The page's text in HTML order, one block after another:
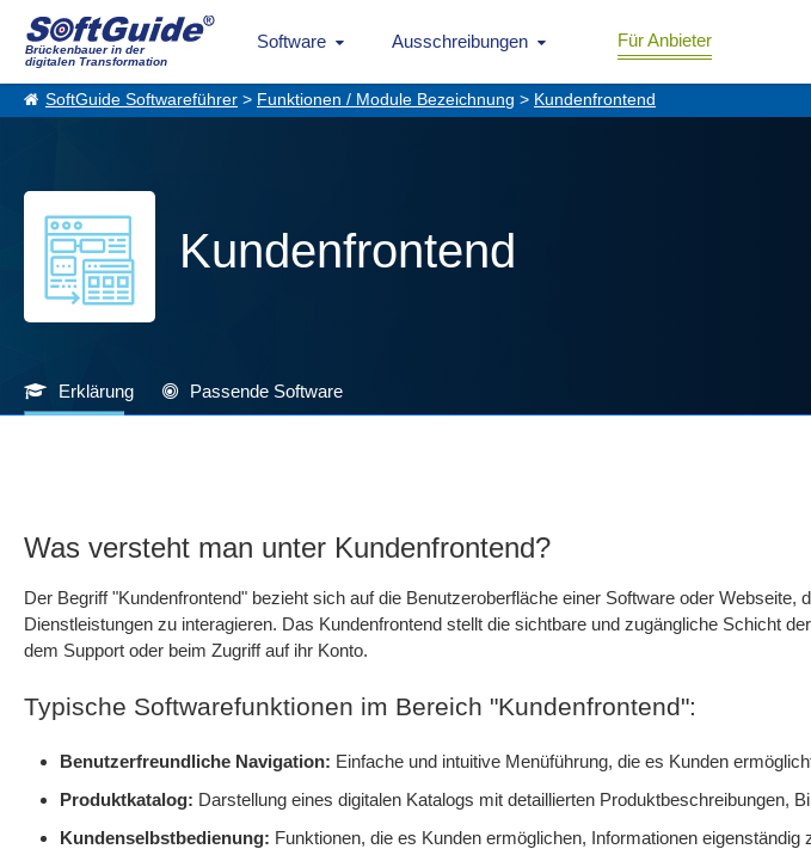
Brückenbauer in der
digitalen Transformation
Software Ausschreibungen Für Anbieter
SoftGuide Softwareführer > Funktionen / Module Bezeichnung > Kundenfrontend
Kundenfrontend
Erklärung Passende Software
Was versteht man unter Kundenfrontend?
Der Begriff "Kundenfrontend" bezieht sich auf die Benutzeroberfläche einer Software oder
Dienstleistungen zu interagieren. Das Kundenfrontend stellt die sichtbare und zugängliche Schicht
dem Support oder beim Zugriff auf ihr Konto.
Typische Softwarefunktionen im Bereich "Kundenfrontend":
Benutzerfreundliche Navigation: Einfache und intuitive Menüführung, die es Kunden
Produktkatalog: Darstellung eines digitalen Katalogs mit detaillierten Produktbeschreibungen,
Kundenselbstbedienung: Funktionen, die es Kunden ermöglichen, Informationen